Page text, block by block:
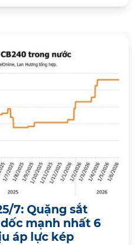
7: Quặng sắt
mạnh nhất 6
áp lực kép